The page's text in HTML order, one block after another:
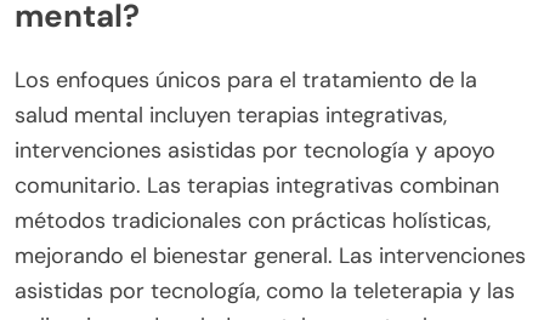
resultados del tratamiento y la salud mental en